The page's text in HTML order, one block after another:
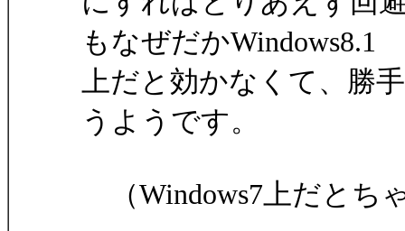
もなぜだかWindows8.1
上だと効かなくて、勝
うようです。
（Windows7上だとち